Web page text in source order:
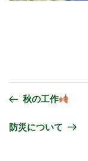
秋の工作
防災について